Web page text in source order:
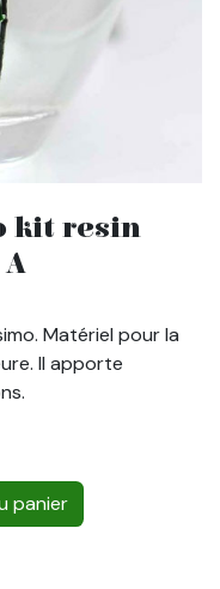
kit resin
Matériel pour la
Il apporte
panier